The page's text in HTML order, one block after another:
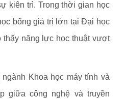
kiên trì. Trong thời gian học
bổng giá trị lớn tại Đại học
thấy năng lực học thuật vượt
Khoa học máy tính và
giữa công nghệ và truyền